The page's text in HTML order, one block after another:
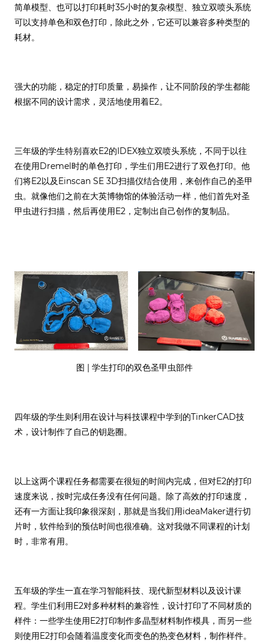
简单模型、也可以打印耗时35小时的复杂模型、独立双喷头系统
可以支持单色和双色打印，除此之外，它还可以兼容多种类型的
耗材。
强大的功能，稳定的打印质量，易操作，让不同阶段的学生都能
根据不同的设计需求，灵活地使用着E2。
三年级的学生特别喜欢E2的IDEX独立双喷头系统，不同于以往
在使用Dremel时的单色打印，学生们用E2进行了双色打印。他
们将E2以及Einscan SE 3D扫描仪结合使用，来创作自己的圣甲
虫。就像他们之前在大英博物馆的体验活动一样，他们首先对圣
甲虫进行扫描，然后再使用E2，定制出自己创作的复制品。
图 | 学生打印的双色圣甲虫部件
四年级的学生则利用在设计与科技课程中学到的TinkerCAD技
术，设计制作了自己的钥匙圈。
以上这两个课程任务都需要在很短的时间内完成，但对E2的打印
速度来说，按时完成任务没有任何问题。除了高效的打印速度，
还有一方面让我印象很深刻，那就是当我们用ideaMaker进行切
片时，软件给到的预估时间也很准确。这对我做不同课程的计划
时，非常有用。
五年级的学生一直在学习智能科技、现代新型材料以及设计课
程。学生们利用E2对多种材料的兼容性，设计打印了不同材质的
样件：一些学生使用E2打印制作多晶型材料制作模具，而另一些
则使用E2打印会随着温度变化而变色的热变色材料，制作样件。